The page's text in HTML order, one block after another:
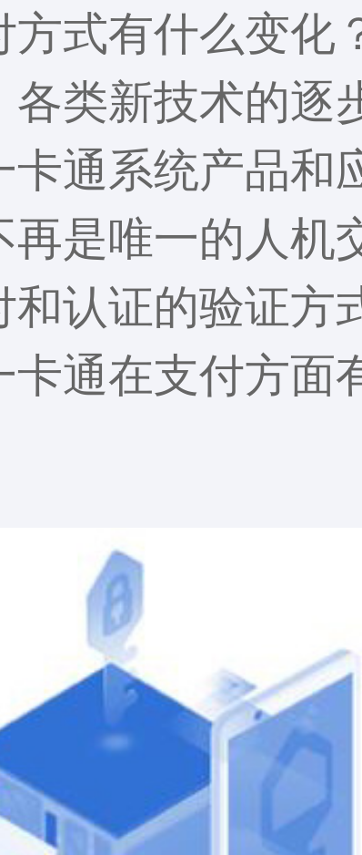
式有什么变化
类新技术的逐
通系统产品和
是唯一的人机
认证的验证方
通在支付方面